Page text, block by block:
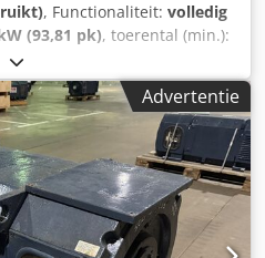
, Functionaliteit: volledig
(93,81 pk), toerental (min.):
520 V
IP23, ABB DC motor Type:
Norm: IC 06 Dsdexhdu Sspfx
520 V
Ufield: 220 V
Power Pn KW: 69,2 KW RPM:
Advertentie